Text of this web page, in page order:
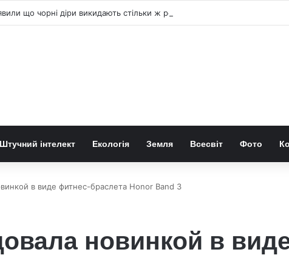
що чорні діри викидають стільки ж речовини як поглинають
Штучний інтелект Екологія Земля Всесвіт Фото
в виде фитнес-браслета Honor Band 3
новинкой в